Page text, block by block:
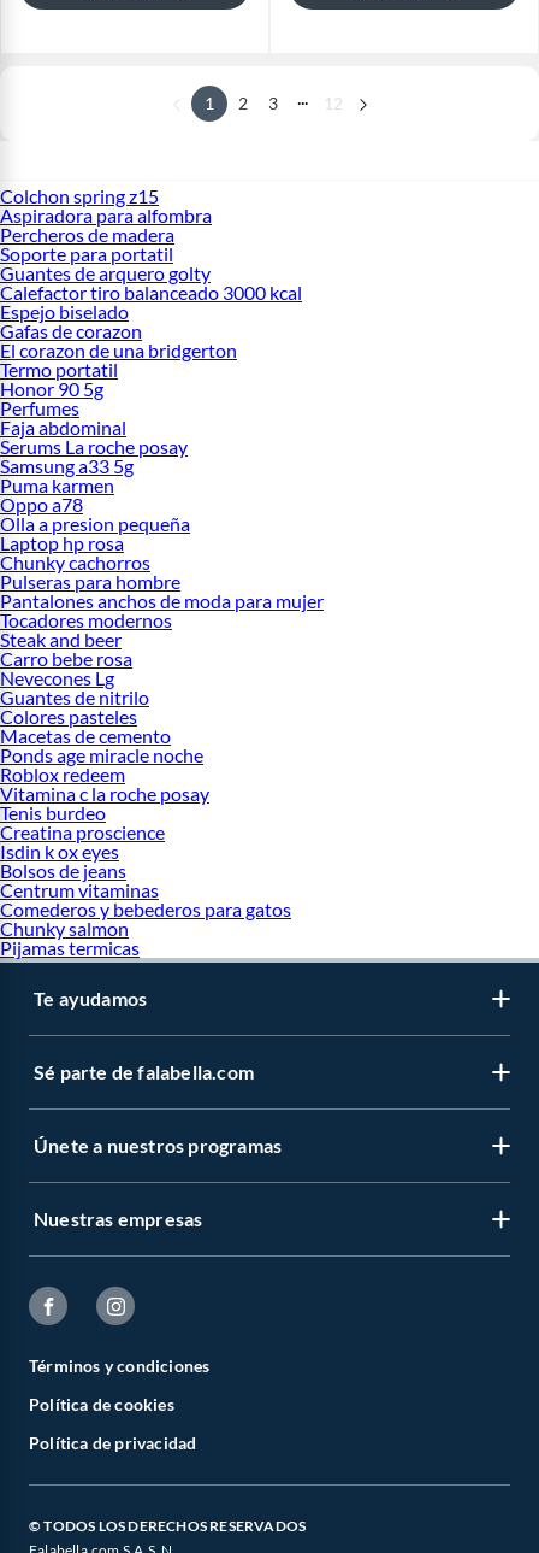
1 2 3 ... 12
Colchon spring z15
Aspiradora para alfombra
Percheros de madera
Soporte para portatil
Guantes de arquero golty
Calefactor tiro balanceado 3000 kcal
Espejo biselado
Gafas de corazon
El corazon de una bridgerton
Termo portatil
Honor 90 5g
Perfumes
Faja abdominal
Serums La roche posay
Samsung a33 5g
Puma karmen
Oppo a78
Olla a presion pequeña
Laptop hp rosa
Chunky cachorros
Pulseras para hombre
Pantalones anchos de moda para mujer
Tocadores modernos
Steak and beer
Carro bebe rosa
Nevecones Lg
Guantes de nitrilo
Colores pasteles
Macetas de cemento
Ponds age miracle noche
Roblox redeem
Vitamina c la roche posay
Tenis burdeo
Creatina proscience
Isdin k ox eyes
Bolsos de jeans
Centrum vitaminas
Comederos y bebederos para gatos
Chunky salmon
Pijamas termicas
Te ayudamos
Sé parte de falabella.com
Únete a nuestros programas
Nuestras empresas
Términos y condiciones
Política de cookies
Política de privacidad
© TODOS LOS DERECHOS RESERVADOS